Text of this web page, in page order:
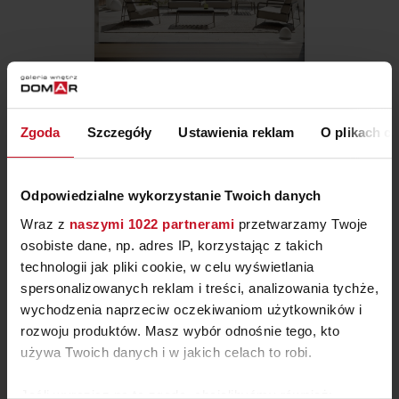
Zgoda Szczegóły Ustawienia reklam O plikach
Odpowiedzialne wykorzystanie Twoich danych
Wraz z naszymi 1022 partnerami przetwarzamy Twoje
osobiste dane, np. adres IP, korzystając z takich
technologii jak pliki cookie, w celu wyświetlania
spersonalizowanych reklam i treści, analizowania tychże,
wychodzenia naprzeciw oczekiwaniom użytkowników i
rozwoju produktów. Masz wybór odnośnie tego, kto
używa Twoich danych i w jakich celach to robi.
Jeśli wyrazisz na to zgodę, chcielibyśmy również:
KOMPLET WYPOCZYNKOWY
GARDEN ESTIVO
ZAPYTAJ O CENĘ W SALONIE